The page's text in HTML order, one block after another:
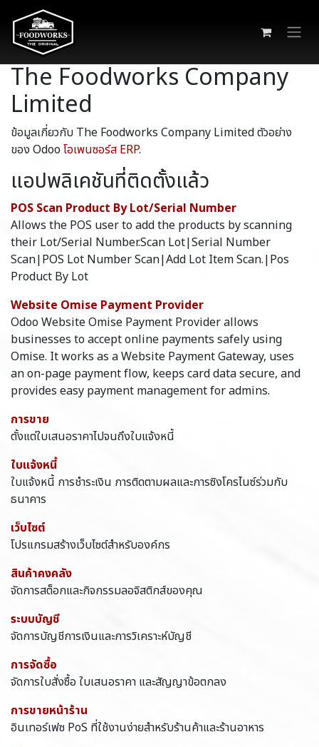
Skip to Content
The Foodworks Company
Limited
ข้อมูลเกี่ยวกับ The Foodworks Company Limited ตัวอย่าง
ของ Odooโอเพนซอร์ส ERP.
แอปพลิเคชันที่ติดตั้งแล้ว
POS Scan Product By Lot/Serial Number
Allows the POS user to add the products by scanning
their Lot/Serial Number.Scan Lot|Serial Number
Scan|POS Lot Number Scan|Add Lot Item Scan.|Pos
Product By Lot
Website Omise Payment Provider
Odoo Website Omise Payment Provider allows
businesses to accept online payments safely using
Omise. It works as a Website Payment Gateway, uses
an on-page payment flow, keeps card data secure, and
provides easy payment management for admins.
การขาย
ตั้งแต่ใบเสนอราคาไปจนถึงใบแจ้งหนี้
ใบแจ้งหนี้
ใบแจ้งหนี้ การชำระเงิน การติดตามผลและการซิงโครไนซ์ร่วมกับ
ธนาคาร
เว็บไซต์
โปรแกรมสร้างเว็บไซต์สำหรับองค์กร
สินค้าคงคลัง
จัดการสต็อกและกิจกรรมลอจิสติกส์ของคุณ
ระบบบัญชี
จัดการบัญชีการเงินและการวิเคราะห์บัญชี
การจัดซื้อ
จัดการใบสั่งซื้อ ใบเสนอราคา และสัญญาข้อตกลง
การขายหน้าร้าน
อินเทอร์เฟซ PoS ที่ใช้งานง่ายสำหรับร้านค้าและร้านอาหาร